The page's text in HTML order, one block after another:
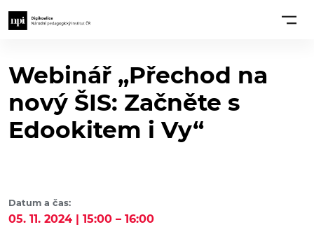
Webinář „Přechod na
nový ŠIS: Začněte s
Edookitem i Vy“
Datum a čas:
05. 11. 2024 | 15:00 – 16:00